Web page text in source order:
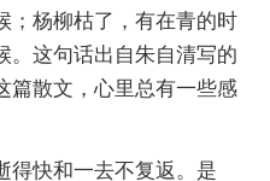
；杨柳枯了，有在青的时
。这句话出自朱自清写的
篇散文，心里总有一些感
得快和一去不复返。是